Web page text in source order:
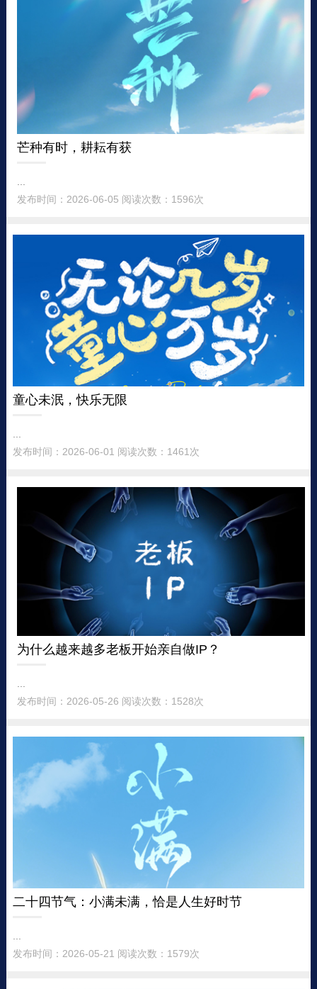
芒种有时，耕耘有获
发布时间：2026-06-05 阅读次数：1596次
童心未泯，快乐无限
发布时间：2026-06-01 阅读次数：1461次
为什么越来越多老板开始亲自做IP？
...
发布时间：2026-05-26 阅读次数：1528次
二十四节气：小满未满，恰是人生好时节
...
发布时间：2026-05-21 阅读次数：1579次